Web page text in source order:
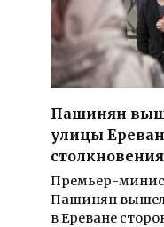
Пашинян
улицы
Премьер-
Пашинян
в Ереване